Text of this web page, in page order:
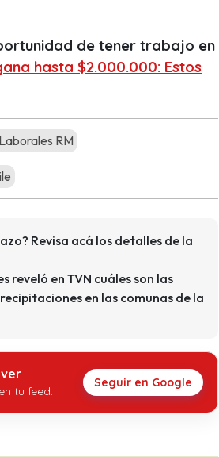
de tener trabajo en
hasta $2.000.000: Estos
RM
Revisa acá los detalles de la
reveló en TVN cuáles son las
en las comunas de la
tu feed.
Seguir en Google